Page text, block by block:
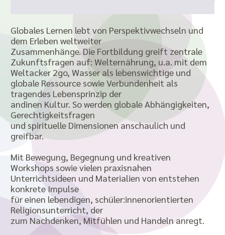
Globales Lernen lebt von Perspektivwechseln und
dem Erleben weltweiter
Zusammenhänge. Die Fortbildung greift zentrale
Zukunftsfragen auf: Welternährung, u.a. mit dem
Weltacker 2go, Wasser als lebenswichtige und
globale Ressource sowie Verbundenheit als
tragendes Lebensprinzip der
andinen Kultur. So werden globale Abhängigkeiten,
Gerechtigkeitsfragen
und spirituelle Dimensionen anschaulich und
greifbar.
Mit Bewegung, Begegnung und kreativen
Workshops sowie vielen praxisnahen
Unterrichtsideen und Materialien von entstehen
konkrete Impulse
für einen lebendigen, schüler:innenorientierten
Religionsunterricht, der
zum Nachdenken, Mitfühlen und Handeln anregt.